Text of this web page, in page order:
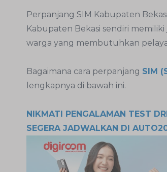
Perpanjang SIM Kabupaten
Kabupaten Bekasi sendiri
warga yang membutuhkan
Bagaimana cara perpanjang SIM
lengkapnya di bawah ini.
NIKMATI PENGALAMAN TEST
SEGERA JADWALKAN DI